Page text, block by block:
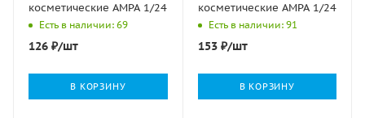
косметические АМРА 1/24
Есть в наличии: 69
126 ₽/шт
В КОРЗИНУ
косметические АМРА 1/24
Есть в наличии: 91
153₽/шт
В КОРЗИНУ